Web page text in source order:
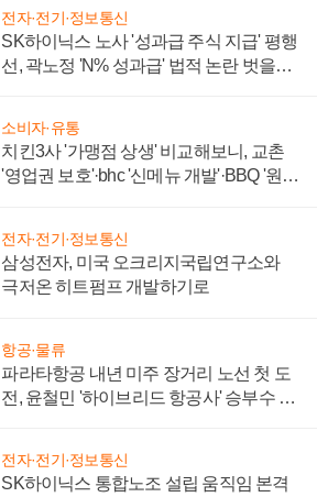
전자·전기·정보통신
SK하이닉스 노사 '성과급 주식 지급' 평행
선, 곽노정 'N% 성과급' 법적 논란 벗을지
소비자·유통
치킨3사 '가맹점 상생' 비교해보니, 교촌
'영업권 보호'·bhc '신메뉴 개발'·BBQ '원가
전자·전기·정보통신
삼성전자, 미국 오크리지국립연구소와
극저온 히트펌프 개발하기로
항공·물류
파라타항공 내년 미주 장거리 노선 첫 도
전, 윤철민 '하이브리드 항공사' 승부수 통
전자·전기·정보통신
SK하이닉스 통합노조 설립 움직임 본격